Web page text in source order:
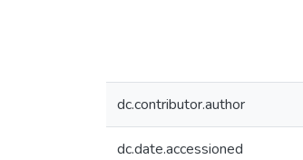
dc.contributor.author
dc.date.accessioned